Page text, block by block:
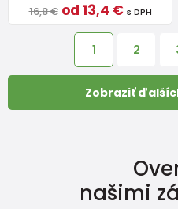
16,8 € od 13,4 € s DPH
1 2
Zobraziť
našimi